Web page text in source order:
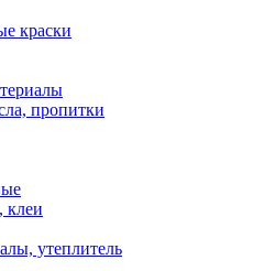
краски
пропитки
клеи
утеплитель